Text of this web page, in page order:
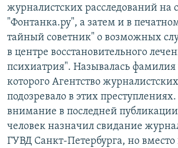
журналистских расследований на
"Фонтанка.ру", а затем и в
тайный советник" о возможных
в центре восстановительного
психиатрия". Называлась фамилия
которого Агентство
подозревало в этих
внимание в последней публикации
человек назначил свидание
ГУВД Санкт-Петербурга, но